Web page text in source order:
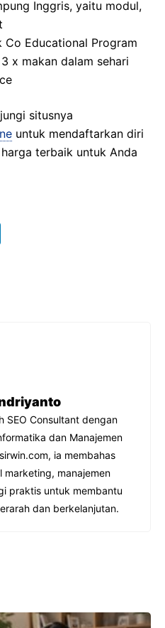
Inggris, yaitu modul,
Co Educational Program
x makan dalam sehari
situsnya
untuk mendaftarkan diri
terbaik untuk Anda
SEO Consultant dengan
dan Manajemen
ia membahas
marketing, manajemen
praktis untuk membantu
dan berkelanjutan.